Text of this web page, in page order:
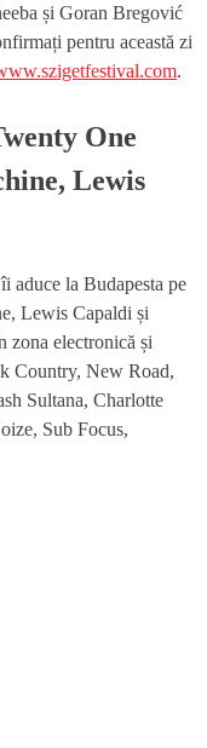
și Goran Bregović
pentru această zi
.
One
Lewis
aduce la Budapesta pe
Lewis Capaldi și
zona electronică și
Country, New Road,
Sultana, Charlotte
Sub Focus,